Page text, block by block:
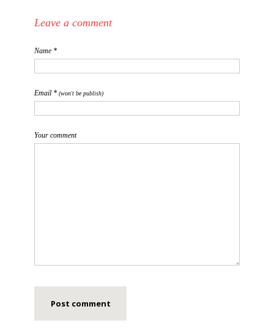
Leave a comment
Name *
Email * (won't be publish)
Your comment